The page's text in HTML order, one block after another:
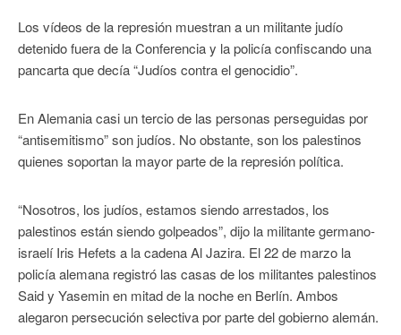
Los vídeos de la represión muestran a un militante judío
detenido fuera de la Conferencia y la policía confiscando una
pancarta que decía “Judíos contra el genocidio”.
En Alemania casi un tercio de las personas perseguidas por
“antisemitismo” son judíos. No obstante, son los palestinos
quienes soportan la mayor parte de la represión política.
“Nosotros, los judíos, estamos siendo arrestados, los
palestinos están siendo golpeados”, dijo la militante germano-
israelí Iris Hefets a la cadena Al Jazira. El 22 de marzo la
policía alemana registró las casas de los militantes palestinos
Said y Yasemin en mitad de la noche en Berlín. Ambos
alegaron persecución selectiva por parte del gobierno alemán.